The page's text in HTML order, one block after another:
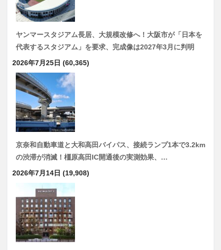
ヤンマースタジアム長居、大規模改修へ！大阪市が「日本を
代表するスタジアム」を要求、完成像は2027年3月に判明
2026年7月25日 (60,365)
京奈和自動車道と大和高田バイパス、接続ランプ1本で3.2km
の渋滞が消滅！橿原高田IC開通後の実測効果、…
2026年7月14日 (19,908)